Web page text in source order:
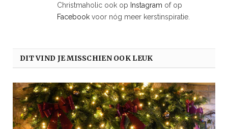
Christmaholic ook op Instagram of op
Facebook voor nóg meer kerstinspiratie.
DIT VIND JE MISSCHIEN OOK LEUK